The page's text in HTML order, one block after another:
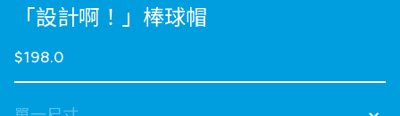
「設計啊！」棒球帽
$198.0